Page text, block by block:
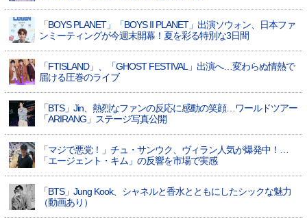
「BOYS PLANET」「BOYS II PLANET」出演ソウォン、日本ファ
ンミーティングが今週末開幕！夏を彩る特別な3日間
「FTISLAND」、「GHOST FESTIVAL」出演へ…変わらぬ情熱で
届ける圧巻のライブ
「BTS」Jin、熱烈なファンの反応に感動の笑顔…ワールドツアー
「ARIRANG」ステージ写真公開
「マジで悪党！」チュ・サンウク、ヴィラン人気が爆発中！…
「エージェント・キム」の反響を市場で実感
「BTS」Jung Kook、シャネルと香水とともにしたシックな魅力
（動画あり）